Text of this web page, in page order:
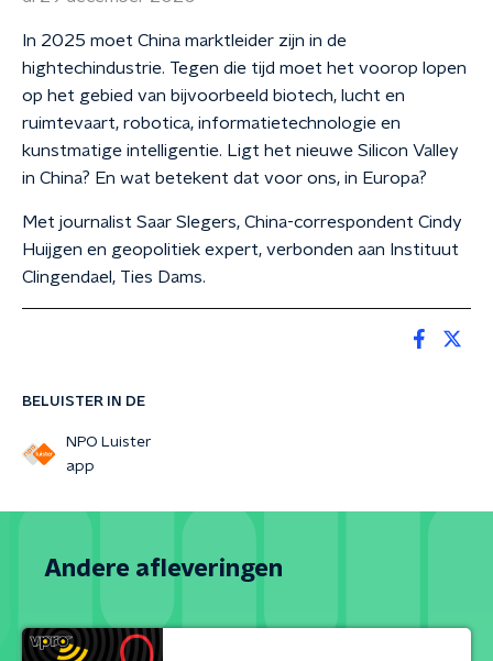
BELUISTER IN DE
NPO Luister
app
In 2025 moet China marktleider zijn in de
hightechindustrie. Tegen die tijd moet het voorop lopen
op het gebied van bijvoorbeeld biotech, lucht en
ruimtevaart, robotica, informatietechnologie en
kunstmatige intelligentie. Ligt het nieuwe Silicon Valley
in China? En wat betekent dat voor ons, in Europa?
Met journalist Saar Slegers, China-correspondent Cindy
Huijgen en geopolitiek expert, verbonden aan Instituut
Clingendael, Ties Dams.
Andere afleveringen